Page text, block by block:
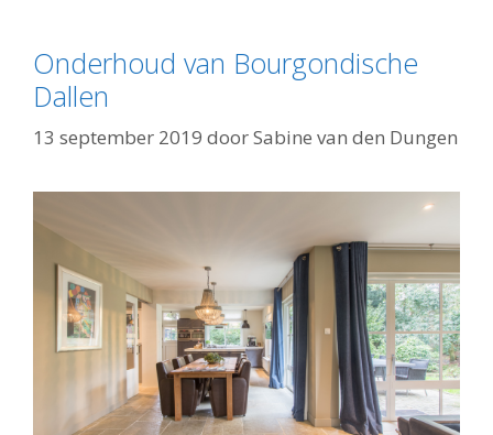
Onderhoud van Bourgondische
Dallen
13 september 2019 doorSabine van den Dungen